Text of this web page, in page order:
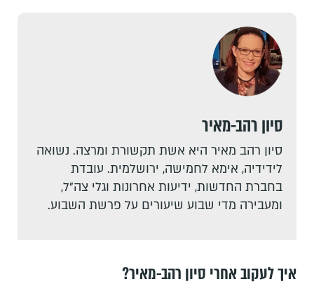
סיון רהב-מאיר
סיון רהב מאיר היא אשת תקשורת ומרצה. נשואה
לידידיה, אימא לחמישה, ירושלמית. עובדת
בחברת החדשות, ידיעות אחרונות וגלי צה"ל,
ומעבירה מדי שבוע שיעורים על פרשת השבוע.
איך לעקוב אחרי סיון רהב-מאיר?